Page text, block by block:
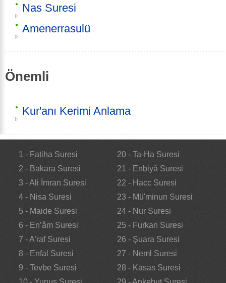
Nas Suresi
Amenerrasulü
Önemli
Kur'anı Kerimi Anlama
1 - Fatiha Suresi
2 - Bakara Suresi
3 - Ali İmran Suresi
4 - Nisa Suresi
5 - Maide Suresi
6 - En’âm Suresi
7 - A'raf Suresi
8 - Enfal Suresi
9 - Tevbe Suresi
20 - Ta-Ha Suresi
21 - Enbiyâ Suresi
22 - Hacc Suresi
23 - Mü'minun Suresi
24 - Nur Suresi
25 - Furkan Suresi
26 - Şuara Suresi
27 - Neml Suresi
28 - Kasas Suresi